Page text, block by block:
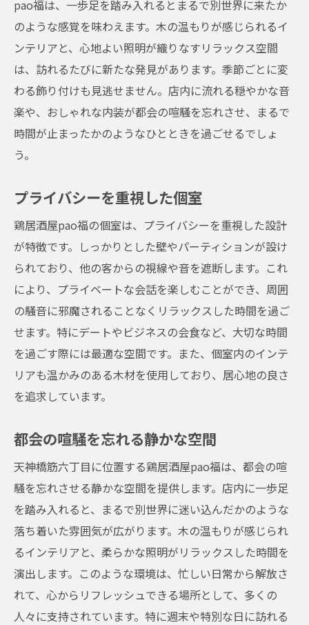
pao福は、一歩足を踏み入れるとまるで別世界に来たか
のような感覚を味わえます。木の温もりが感じられるイ
ンテリアと、心地よい照明が織りなすリラックス空間
は、訪れるたびに新たな発見があります。季節ごとに変
わる飾り付けも見逃せません。店内に流れる穏やかな音
楽や、おしゃれな内装が都会の喧騒を忘れさせ、まるで
時間が止まったかのようなひとときを過ごせるでしょ
う。
プライバシーを重視した個室
鶏居酒屋pao福の個室は、プライバシーを重視した設計
が特徴です。しっかりとした壁やパーティションが設け
られており、他の客からの視線や音を遮断します。これ
により、プライベートな会話を楽しむことができ、周囲
の騒音に邪魔されることなくリラックスした時間を過ご
せます。特にデートやビジネスの会食など、大切な時間
を過ごす際には最適な空間です。また、個室内のインテ
リアも温かみのある木材を使用しており、居心地の良さ
を追求しています。
都会の喧騒を忘れる静かな空間
天神橋筋六丁目に位置する鶏居酒屋pao福は、都会の喧
騒を忘れさせる静かな空間を提供します。店内に一歩足
を踏み入れると、まるで別世界に迷い込んだかのような
落ち着いた雰囲気が広がります。木の温もりが感じられ
るインテリアと、柔らかな照明がリラックスした時間を
演出します。このような環境は、忙しい日常から解放さ
れて、心からリフレッシュできる場所として、多くの
人々に支持されています。特に週末や特別な日に訪れる